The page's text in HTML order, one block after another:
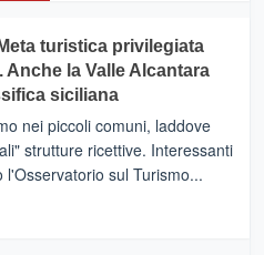
turistica privilegiata
la Valle Alcantara
siciliana
nei piccoli comuni, laddove
strutture ricettive. Interessanti
sul Turismo...